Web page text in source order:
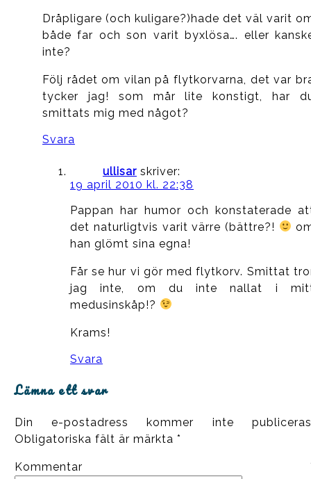
Dråpligare (och kuligare?)hade det väl varit
både far och son varit byxlösa…. eller
inte?
Följ rådet om vilan på flytkorvarna, det var
tycker jag! som mår lite konstigt, har
smittats mig med något?
Svara
ullisar skriver:
19 april 2010 kl. 22:38
Pappan har humor och konstaterade
det naturligtvis varit värre (bättre?!
han glömt sina egna!
Får se hur vi gör med flytkorv. Smittat
jag inte, om du inte nallat i
medusinskåp!?
Krams!
Svara
Lämna ett svar
Din e-postadress kommer inte
Obligatoriska fält är märkta *
Kommentar